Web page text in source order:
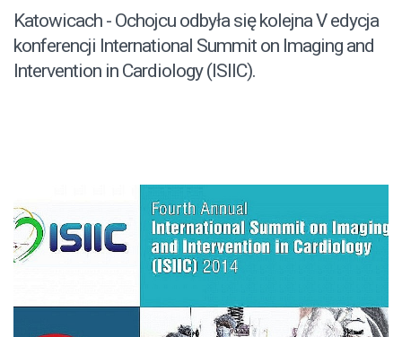
Katowicach - Ochojcu odbyła się kolejna V edycja
konferencji International Summit on Imaging and
Intervention in Cardiology (ISIIC).